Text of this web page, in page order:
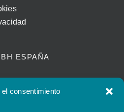
consentimiento
ESPAÑA